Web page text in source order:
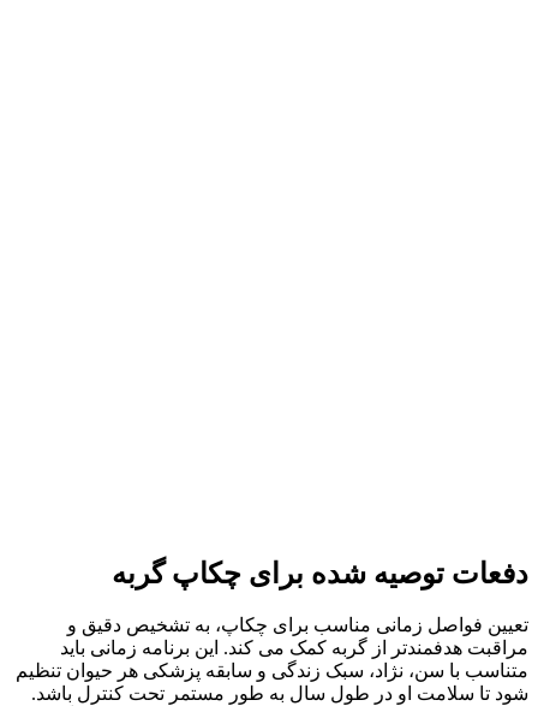
دفعات توصیه‌ شده برای چکاپ گربه
تعیین فواصل زمانی مناسب برای چکاپ، به تشخیص دقیق و
مراقبت هدفمندتر از گربه کمک می‌ کند. این برنامه زمانی باید
متناسب با سن، نژاد، سبک زندگی و سابقه پزشکی هر حیوان تنظیم
شود تا سلامت او در طول سال به‌ طور مستمر تحت کنترل باشد.